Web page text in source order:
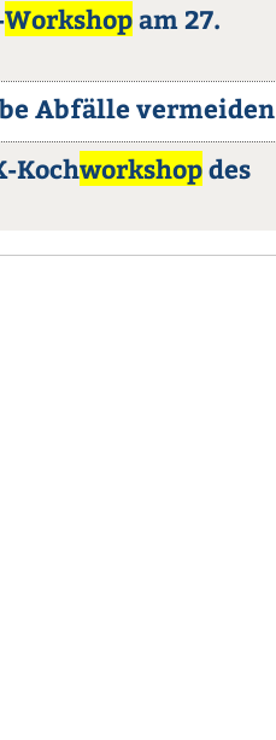
Workshopam 27.
Abfälle vermeiden
Kochworkshopdes